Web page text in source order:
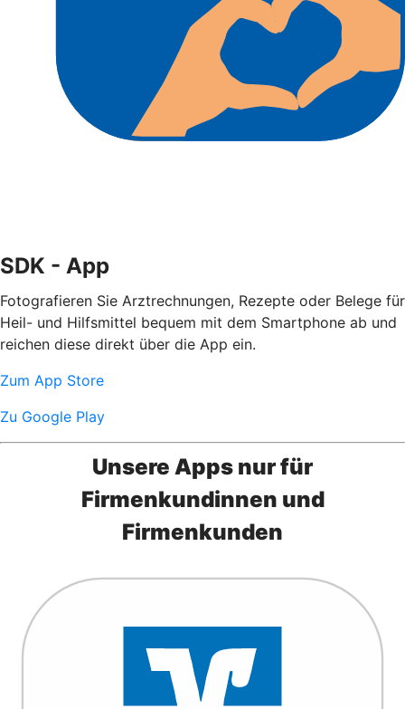
SDK - App
Fotografieren Sie Arztrechnungen, Rezepte oder Belege für
Heil- und Hilfsmittel bequem mit dem Smartphone ab und
reichen diese direkt über die App ein.
Zum App Store
Zu Google Play
Unsere Apps nur für
Firmenkundinnen und
Firmenkunden